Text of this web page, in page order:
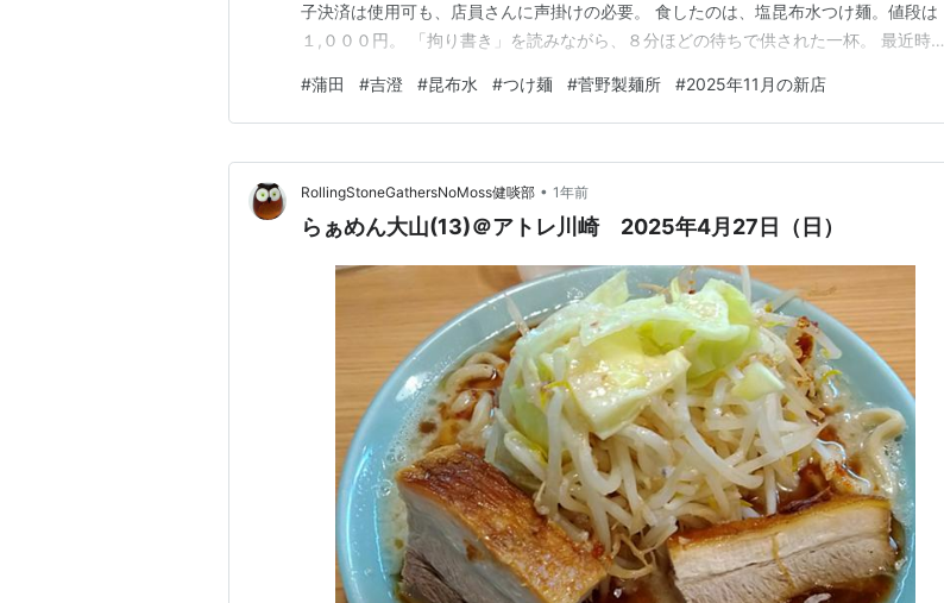
子決済は使用可も、店員さんに声掛けの必要。 食したのは、塩昆布水つけ麺。値段は
１,０００円。 「拘り書き」を読みながら、８分ほどの待ちで供された一杯。 最近時々
と鶏で何れも低温調理。 豚は大人の掌大のロース肉。鶏は花札大。 共に軽く薫香があ
る。 メンマは穂先で薄色、薄味。繊維が解れ…
#蒲田 #吉澄 #昆布水 #つけ麺 #菅野製麺所 #2025年11月の新店
RollingStoneGathersNoMoss健啖部 • 1年前
らぁめん大山(13)＠アトレ川崎 2025年4月27日（日）